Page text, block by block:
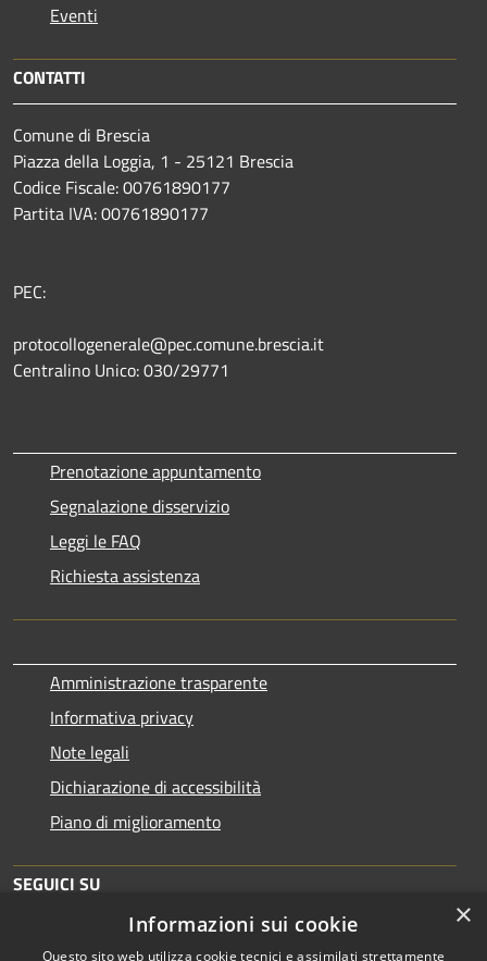
Eventi
CONTATTI
Comune di Brescia
Piazza della Loggia, 1 - 25121 Brescia
Codice Fiscale: 00761890177
Partita IVA: 00761890177
PEC:
protocollogenerale@pec.comune.brescia.it
Centralino Unico: 030/29771
Prenotazione appuntamento
Segnalazione disservizio
Leggi le FAQ
Richiesta assistenza
Amministrazione trasparente
Informativa privacy
Note legali
Dichiarazione di accessibilità
Piano di miglioramento
SEGUICI SU
×
Informazioni sui cookie
Questo sito web utilizza cookie tecnici e assimilati strettamente